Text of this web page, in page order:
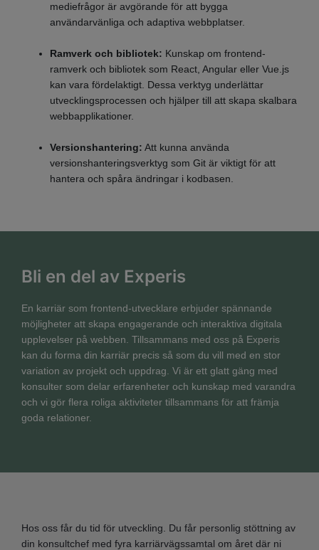
mediefrågor är avgörande för att bygga
användarvänliga och adaptiva webbplatser.
Ramverk och bibliotek: Kunskap om frontend-
ramverk och bibliotek som React, Angular eller Vue.js
kan vara fördelaktigt. Dessa verktyg underlättar
utvecklingsprocessen och hjälper till att skapa skalbara
webbapplikationer.
Versionshantering: Att kunna använda
versionshanteringsverktyg som Git är viktigt för att
hantera och spåra ändringar i kodbasen.
Bli en del av Experis
En karriär som frontend-utvecklare erbjuder spännande
möjligheter att skapa engagerande och interaktiva digitala
upplevelser på webben. Tillsammans med oss på Experis
kan du forma din karriär precis så som du vill med en stor
variation av projekt och uppdrag. Vi är ett glatt gäng med
konsulter som delar erfarenheter och kunskap med varandra
och vi gör flera roliga aktiviteter tillsammans för att främja
goda relationer.
Hos oss får du tid för utveckling. Du får personlig stöttning av
din konsultchef med fyra karriärvägssamtal om året där ni